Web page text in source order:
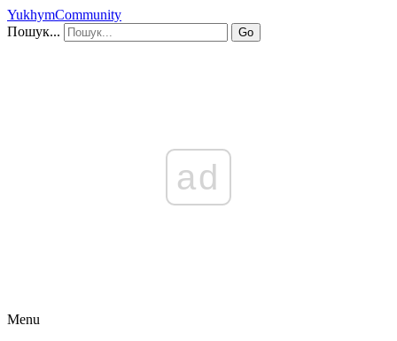
YukhymCommunity
Пошук...
Go
ad
Menu